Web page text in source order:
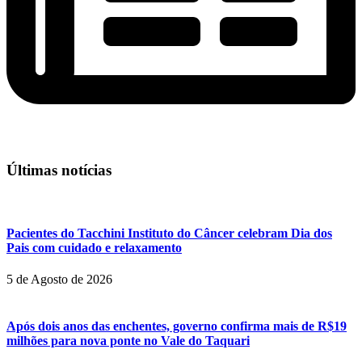
Últimas notícias
Pacientes do Tacchini Instituto do Câncer celebram Dia dos
Pais com cuidado e relaxamento
5 de Agosto de 2026
Após dois anos das enchentes, governo confirma mais de R$19
milhões para nova ponte no Vale do Taquari